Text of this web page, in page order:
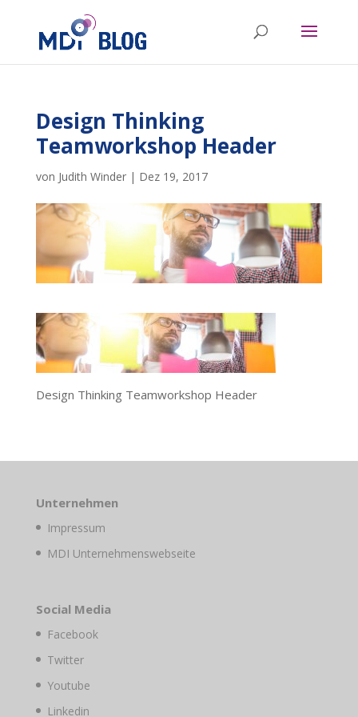
Design Thinking
Teamworkshop Header
von Judith Winder| Dez 19, 2017
Design Thinking Teamworkshop Header
Unternehmen
Impressum
MDI Unternehmenswebseite
Social Media
Facebook
Twitter
Youtube
Linkedin